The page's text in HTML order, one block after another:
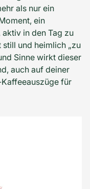
als nur ein
ein
in den Tag zu
und heimlich „zu
Sinne wirkt dieser
auch auf deiner
für